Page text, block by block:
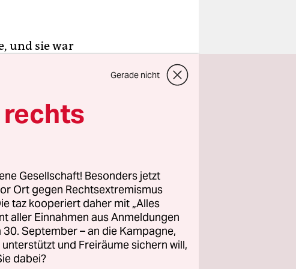
und sie war
zu
und jedes
keinen Juden
Außer einem
zu
würde die
werden mir
Gerade nicht
Gesellschaft! Besonders jetzt
Ort gegen Rechtsextremismus
taz kooperiert daher mit „Alles
aller Einnahmen aus Anmeldungen
30. September – an die Kampagne,
und Freiräume sichern will,
dabei?